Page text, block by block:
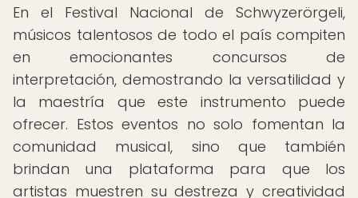
En el Festival Nacional de Schwyzerörgeli,
músicos talentosos de todo el país compiten
en emocionantes concursos de
interpretación, demostrando la versatilidad y
la maestría que este instrumento puede
ofrecer. Estos eventos no solo fomentan la
comunidad musical, sino que también
brindan una plataforma para que los
artistas muestren su destreza y creatividad